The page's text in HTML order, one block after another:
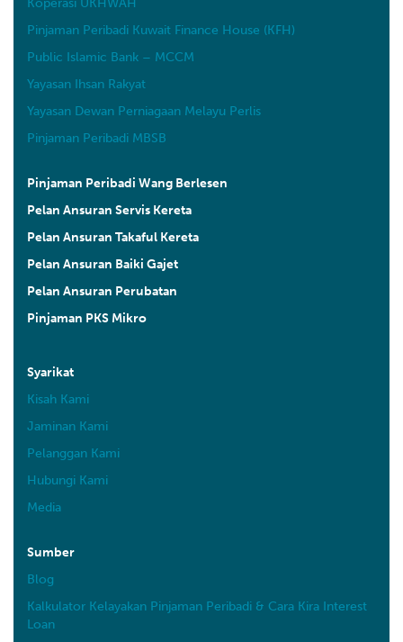
Pinjaman Peribadi Kuwait Finance House (KFH)
Public Islamic Bank – MCCM
Yayasan Ihsan Rakyat
Yayasan Dewan Perniagaan Melayu Perlis
Pinjaman Peribadi MBSB
Syarikat
Kisah Kami
Jaminan Kami
Pelanggan Kami
Hubungi Kami
Media
Pinjaman Peribadi Wang Berlesen
Pelan Ansuran Servis Kereta
Pelan Ansuran Takaful Kereta
Pelan Ansuran Baiki Gajet
Pelan Ansuran Perubatan
Pinjaman PKS Mikro
Sumber
Blog
Kalkulator Kelayakan Pinjaman Peribadi & Cara Kira Interest
Loan